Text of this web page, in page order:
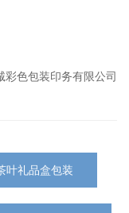
彩色包装印务有限公司
叶礼品盒包装